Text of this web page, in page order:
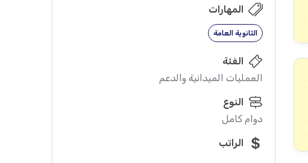
المهارات
الثانوية العامة
الفئة
العمليات الميدانية والدعم
النوع
دوام كامل
الراتب